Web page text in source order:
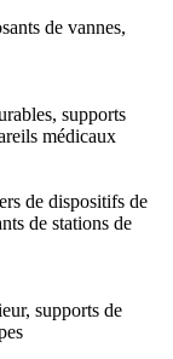
de vannes,
supports
médicaux
de dispositifs de
de stations de
supports de